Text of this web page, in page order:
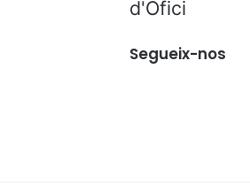
d'Ofici
Segueix-nos